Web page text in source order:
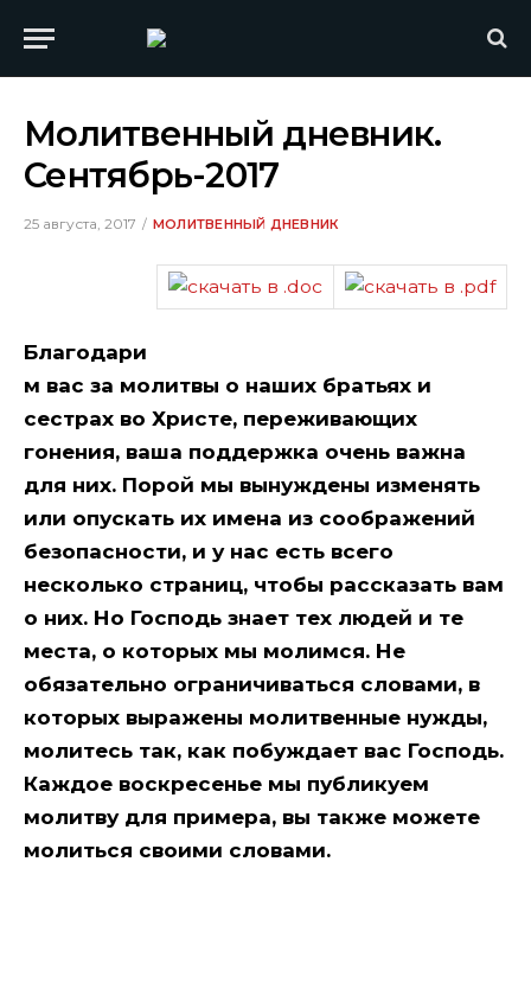
Молитвенный дневник.
Сентябрь-2017
25 августа, 2017 МОЛИТВЕННЫЙ ДНЕВНИК
Благодари
м вас за молитвы о наших братьях и
сестрах во Христе, переживающих
гонения, ваша поддержка очень важна
для них. Порой мы вынуждены изменять
или опускать их имена из соображений
безопасности, и у нас есть всего
несколько страниц, чтобы рассказать вам
о них. Но Господь знает тех людей и те
места, о которых мы молимся. Не
обязательно ограничиваться словами, в
которых выражены молитвенные нужды,
молитесь так, как побуждает вас Господь.
Каждое воскресенье мы публикуем
молитву для примера, вы также можете
молиться своими словами.